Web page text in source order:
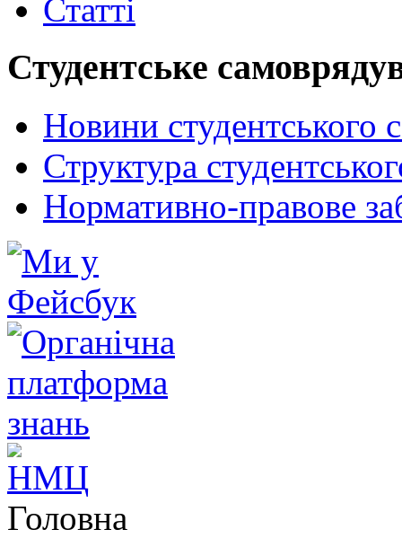
Статті
Студентське
Новини студентського
Структура
Нормативно-правове
Головна